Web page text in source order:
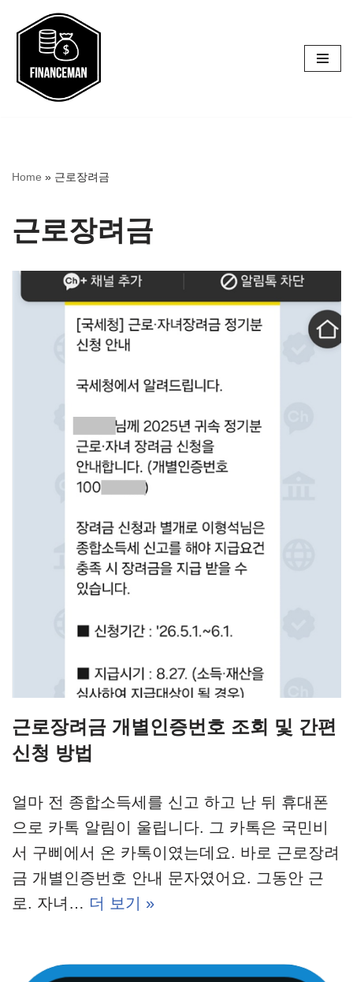
너
기
Home » 근로장려금
근로장려금
근로장려금 개별인증번호 조회 및 간편
신청 방법
얼마 전 종합소득세를 신고 하고 난 뒤 휴대폰
으로 카톡 알림이 울립니다. 그 카톡은 국민비
서 구삐에서 온 카톡이였는데요. 바로 근로장려
금 개별인증번호 안내 문자였어요. 그동안 근
로. 자녀… 더 보기 »